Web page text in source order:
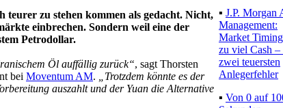
teurer zu stehen kommen als gedacht. Nicht,
einbrechen. Sondern weil eine der
Petrodollar.
Öl auffällig zurück“, sagt Thorsten
bei Moventum AM.
„Trotzdem könnte es der
auszahlt und der Yuan die Alternative
▪ J.P. Morgan
Management:
Market
zu viel Cash –
zwei teuersten
Anlegerfehler
▪ Von 0 auf